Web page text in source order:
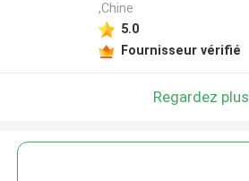
,Chine
5.0
Fournisseur vérifié
Regardez plus